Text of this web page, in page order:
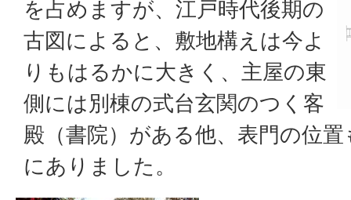
を占めますが、江戸時代後期の
古図によると、敷地構えは今よ
りもはるかに大きく、主屋の東
側には別棟の式台玄関のつく客
殿（書院）がある他、表門の位
にありました。